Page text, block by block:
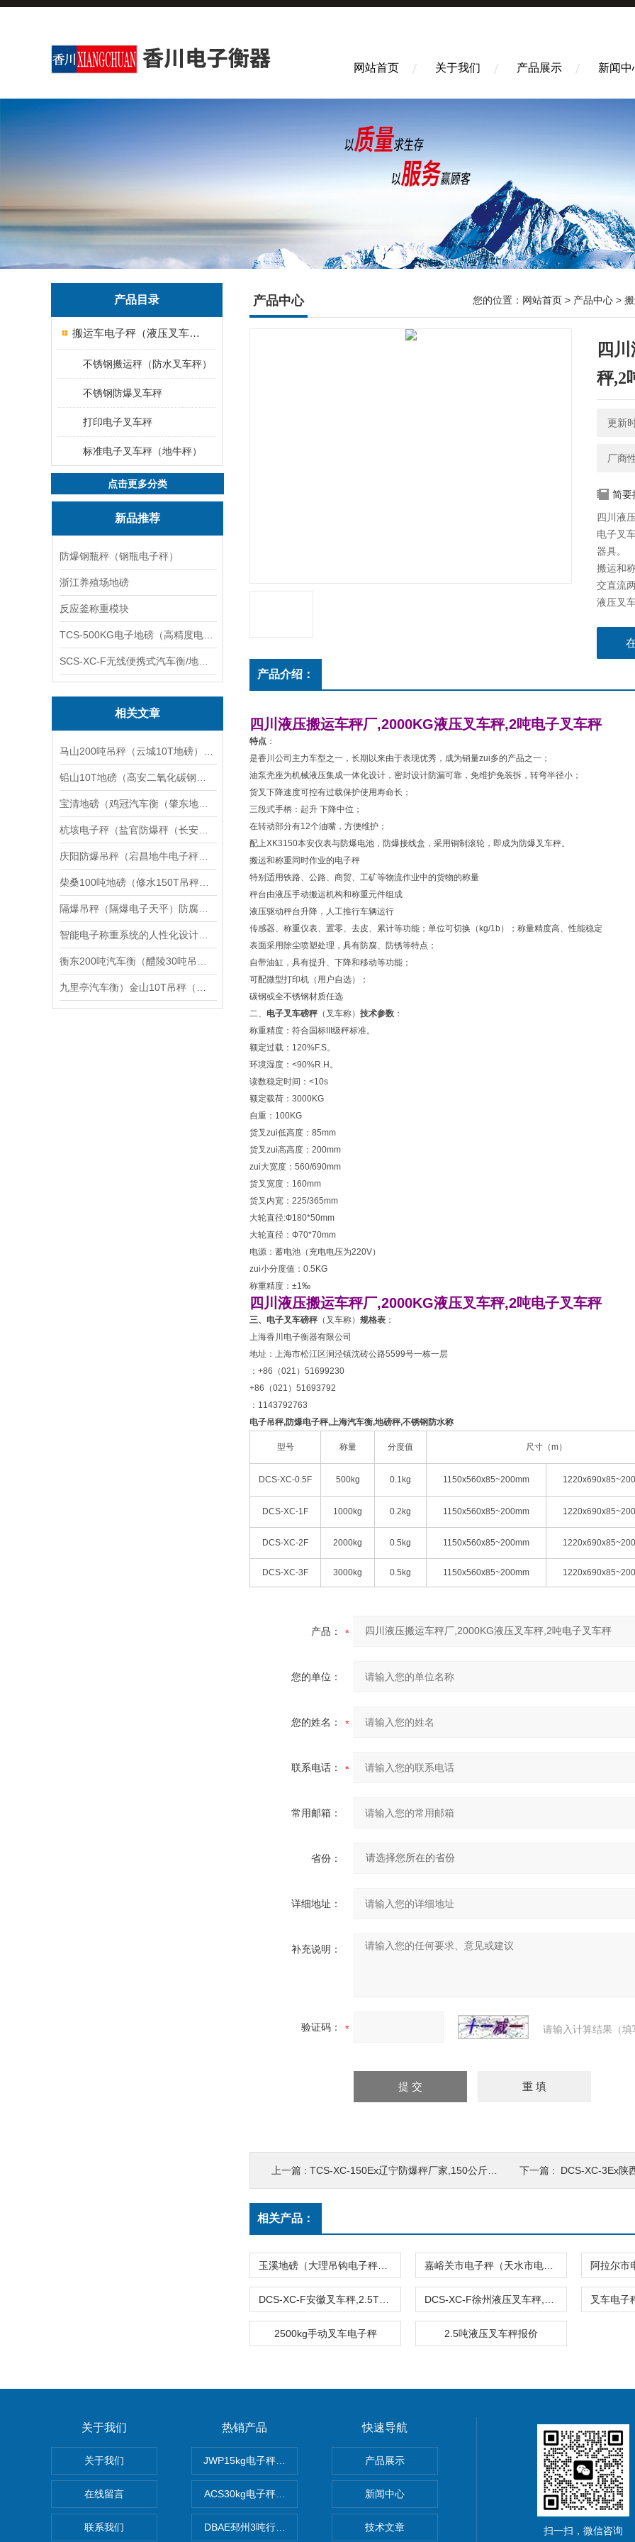
网站首页 关于我们 产品展示 新闻中
产品目录
搬运车电子秤（液压叉车电子称）
不锈钢搬运秤（防水叉车秤）
不锈钢防爆叉车秤
打印电子叉车秤
标准电子叉车秤（地牛秤）
点击更多分类
新品推荐
防爆钢瓶秤（钢瓶电子秤）
浙江养殖场地磅
反应釜称重模块
相关文章
产品中心 您的位置： 网站首页 > 产品中心 >
四
秤,2
更新
厂商
简要
四川液
电子叉
器具。
搬运和
交直流
液压叉
产品介绍：
四川液压搬运车秤厂,2000KG液压叉车秤,2吨电子叉车秤
特点 ：
是香川公司主力车型之一，长期以来由于表现优秀，成为销量zui多的产品之一；
油泵壳座为机械液压集成一体化设计，密封设计防漏可靠，免维护免装拆，转弯半径小；
货叉下降速度可控有过载保护使用寿命长；
三段式手柄：起升 下降中位；
在转动部分有12个油嘴，方便维护；
配上XK3150本安仪表与防爆电池，防爆接线盒，采用铜制滚轮，即成为防爆叉车秤。
搬运和称重同时作业的电子秤
特别适用铁路、公路、商贸、工矿等物流作业中的货物的称量
秤台由液压手动搬运机构和称重元件组成
液压驱动秤台升降，人工推行车辆运行
传感器、称重仪表、置零、去皮、累计等功能；单位可切换（kg/1b）；称量精度高、性能稳定
表面采用除尘喷塑处理，具有防腐、防锈等特点；
自带油缸，具有提升、下降和移动等功能；
可配微型打印机（用户自选）；
碳钢或全不锈钢材质任选
二、 电子叉车磅秤（叉车称） 技术参数 ：
称重精度：符合国标III级秤标准。
额定过载：120%F.S。
环境湿度：<90%R.H。
读数稳定时间：<10s
额定载荷：3000KG
自重：100KG
货叉zui低高度：85mm
货叉zui高高度：200mm
zui大宽度：560/690mm
货叉宽度：160mm
货叉内宽：225/365mm
大轮直径:Ф180*50mm
大轮直径：Ф70*70mm
电源：蓄电池（充电电压为220V）
zui小分度值：0.5KG
称重精度：±1‰
四川液压搬运车秤厂,2000KG液压叉车秤,2吨电子叉车秤
三、电子叉车磅秤（叉车称） 规格表 ：
上海香川电子衡器有限公司
地址：上海市松江区洞泾镇沈砖公路5599号一栋一层
：+86（021）51699230
+86（021）51693792
：1143792763
电子吊秤,防爆电子秤,上海汽车衡,地磅秤,不锈钢防水称
型号 称量 分度值 尺寸（m）
DCS-XC-0.5F 500kg 0.1kg 1150x560x85~200mm
DCS-XC-1F 1000kg 0.2kg 1150x560x85~200mm
DCS-XC-2F 2000kg 0.5kg 1150x560x85~200mm
DCS-XC-3F 3000kg 0.5kg 1150x560x85~200mm
产品：
您的单位：
您的姓名：
联系电话：
常用邮箱：
省份：
详细地址：
补充说明：
验证码： 请输入计算结果（
上一篇 : TCS-XC-150Ex辽宁防爆秤厂家,150公斤化工防爆秤,300KG防爆台秤 下一篇 : DCS-XC-3Ex陕西防爆地
相关产品：
2500kg手动叉车电子秤 2.5吨液压叉车秤报价
关于我们
关于我们
在线留言
联系我们
热销产品
JWP15kg电子秤价格,15公斤电子秤价钱,15KG电子称报价
ACS30kg电子秤价格,30公斤电子秤价钱,30KG电子称报价
DBAE邳州3吨行车电子吊秤、常州10吨行车电子吊秤、金坛15吨电子吊钩秤厂价优惠
快速导航
产品展示
新闻中心
技术文章 扫一扫，微信咨询